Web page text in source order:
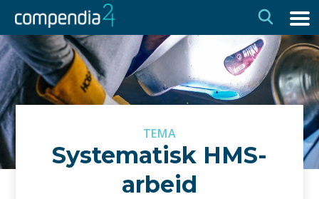
navigasjon
innhold
TEMA
Systematisk HMS-
arbeid